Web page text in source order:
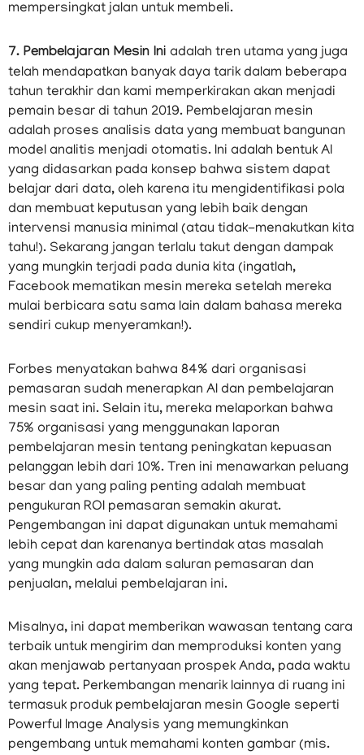
mempersingkat jalan untuk membeli.
7. Pembelajaran Mesin Ini adalah tren utama yang juga
telah mendapatkan banyak daya tarik dalam beberapa
tahun terakhir dan kami memperkirakan akan menjadi
pemain besar di tahun 2019. Pembelajaran mesin
adalah proses analisis data yang membuat bangunan
model analitis menjadi otomatis. Ini adalah bentuk AI
yang didasarkan pada konsep bahwa sistem dapat
belajar dari data, oleh karena itu mengidentifikasi pola
dan membuat keputusan yang lebih baik dengan
intervensi manusia minimal (atau tidak-menakutkan kita
tahu!). Sekarang jangan terlalu takut dengan dampak
yang mungkin terjadi pada dunia kita (ingatlah,
Facebook mematikan mesin mereka setelah mereka
mulai berbicara satu sama lain dalam bahasa mereka
sendiri cukup menyeramkan!).
Forbes menyatakan bahwa 84% dari organisasi
pemasaran sudah menerapkan AI dan pembelajaran
mesin saat ini. Selain itu, mereka melaporkan bahwa
75% organisasi yang menggunakan laporan
pembelajaran mesin tentang peningkatan kepuasan
pelanggan lebih dari 10%. Tren ini menawarkan peluang
besar dan yang paling penting adalah membuat
pengukuran ROI pemasaran semakin akurat.
Pengembangan ini dapat digunakan untuk memahami
lebih cepat dan karenanya bertindak atas masalah
yang mungkin ada dalam saluran pemasaran dan
penjualan, melalui pembelajaran ini.
Misalnya, ini dapat memberikan wawasan tentang cara
terbaik untuk mengirim dan memproduksi konten yang
akan menjawab pertanyaan prospek Anda, pada waktu
yang tepat. Perkembangan menarik lainnya di ruang ini
termasuk produk pembelajaran mesin Google seperti
Powerful Image Analysis yang memungkinkan
pengembang untuk memahami konten gambar (mis.